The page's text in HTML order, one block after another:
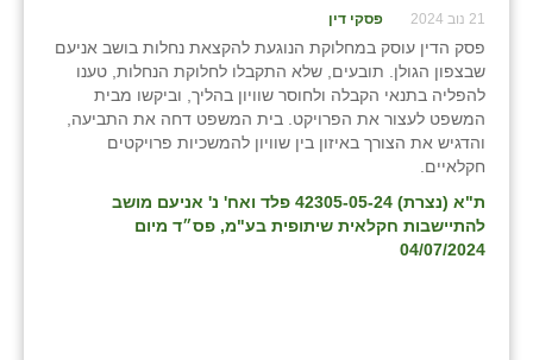
21 נוב 2024 פסקי דין
פסק הדין עוסק במחלוקת הנוגעת להקצאת נחלות בושב אניעם
שבצפון הגולן. תובעים, שלא התקבלו לחלוקת הנחלות, טענו
להפליה בתנאי הקבלה ולחוסר שוויון בהליך, וביקשו מבית
המשפט לעצור את הפרויקט. בית המשפט דחה את התביעה,
והדגיש את הצורך באיזון בין שוויון להמשכיות פרויקטים
חקלאיים.
ת"א (נצרת) 42305-05-24 פלד ואח' נ' אניעם מושב
להתיישבות חקלאית שיתופית בע"מ, פס״ד מיום
04/07/2024
ורד יריחו
דקל
זוהר
הדר עם
חבצלת השרון